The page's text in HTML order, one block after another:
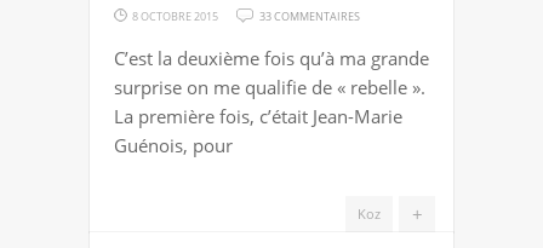
8 OCTOBRE 2015 33 COMMENTAIRES
VA-
T-
ELLE
BOUCHE
C’est la deuxième fois qu’à ma grande
surprise on me qualifie de « rebelle ».
La première fois, c’était Jean-Marie
Guénois, pour
+
Koz